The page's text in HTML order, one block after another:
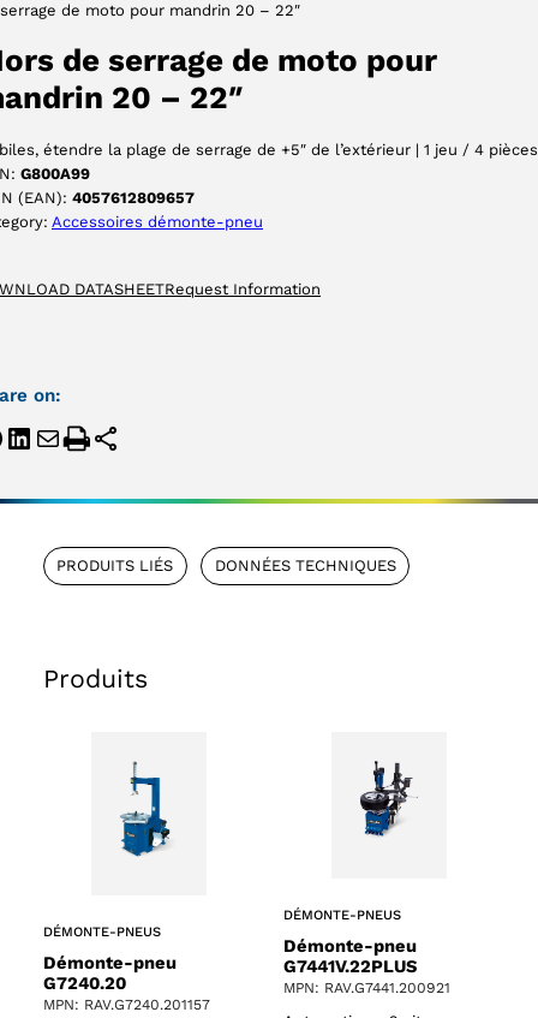
de moto pour mandrin 20 – 22″
de serrage de moto pour
20 – 22″
étendre la plage de serrage de +5″ de l’extérieur | 1 jeu / 4 pièces
G800A99
(EAN): 4057612809657
Accessoires démonte-pneu
DATASHEETRequest Information
on:
PRODUITS LIÉS DONNÉES TECHNIQUES
Produits
DÉMONTE-PNEUS
Démonte-pneu
G7240.20
MPN: RAV.G7240.201157
DÉMONTE-PNEUS
Démonte-pneu
G7441V.22PLUS
MPN: RAV.G7441.200921
ACCEPTER